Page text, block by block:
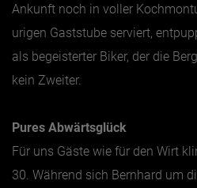
Ankunft noch in voller
urigen Gaststube serviert,
als begeisterter Biker, der die
kein Zweiter.
Pures Abwärtsglück
Für uns Gäste wie für den Wirt
30. Während sich Bernhard um